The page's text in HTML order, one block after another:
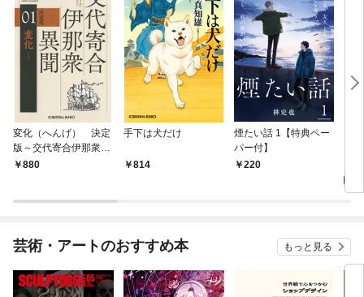
変化（へんげ） 決定
版～交代寄合伊那衆異
聞（1）～
880
手下は犬だけ
814
煙たい話 1【特典ペー
パー付】
220
芸術・アートのおすすめ本 もっと見る